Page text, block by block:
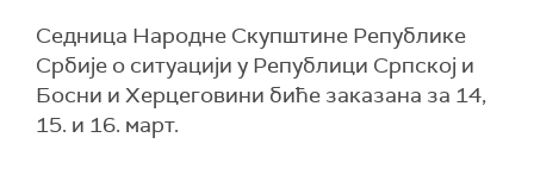
Седница Народне Скупштине Републике
Србије о ситуацији у Републици Српској и
Босни и Херцеговини биће заказана за 14,
15. и 16. март.